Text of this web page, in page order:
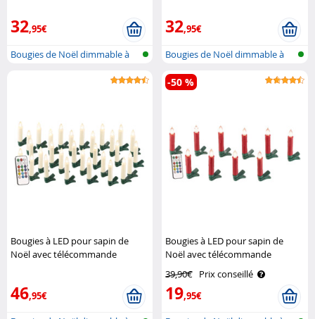
32,95€
Bougies de Noël dimmable à
32,95€
Bougies de Noël dimmable à
LED avec..
Bougies à LED pour sapin de
Noël avec télécommande
46,95€
Bougies à LED pour sapin de
Noël avec télécommande
infrarouge - x10 - rouge Lunartec
39,90€ Prix conseillé
19,95€
-50 %